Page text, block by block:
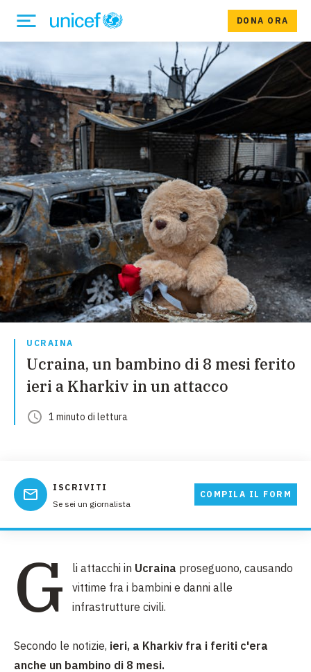
DONA ORA
UCRAINA
Ucraina, un bambino di 8 mesi ferito
ieri a Kharkiv in un attacco
1 minuto di lettura
ISCRIVITI
Se sei un giornalista
COMPILA IL FORM
G li attacchi in Ucraina proseguono, causando
vittime fra i bambini e danni alle
infrastrutture civili.
Secondo le notizie, ieri, a Kharkiv fra i feriti c'era
anche un bambino di 8 mesi.